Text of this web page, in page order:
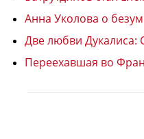
Анна Уколова о
Две любви Дукалиса:
Переехавшая во